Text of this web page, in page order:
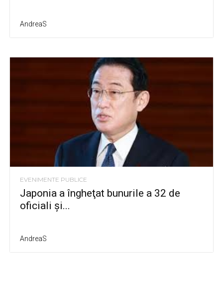
AndreaS
EVENIMENTE PUBLICE
Japonia a îngheţat bunurile a 32 de
oficiali şi...
AndreaS